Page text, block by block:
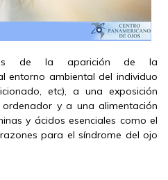
de la aparición de la
entorno ambiental del individuo
etc), a una exposición
y a una alimentación
y ácidos esenciales como el
para el síndrome del ojo